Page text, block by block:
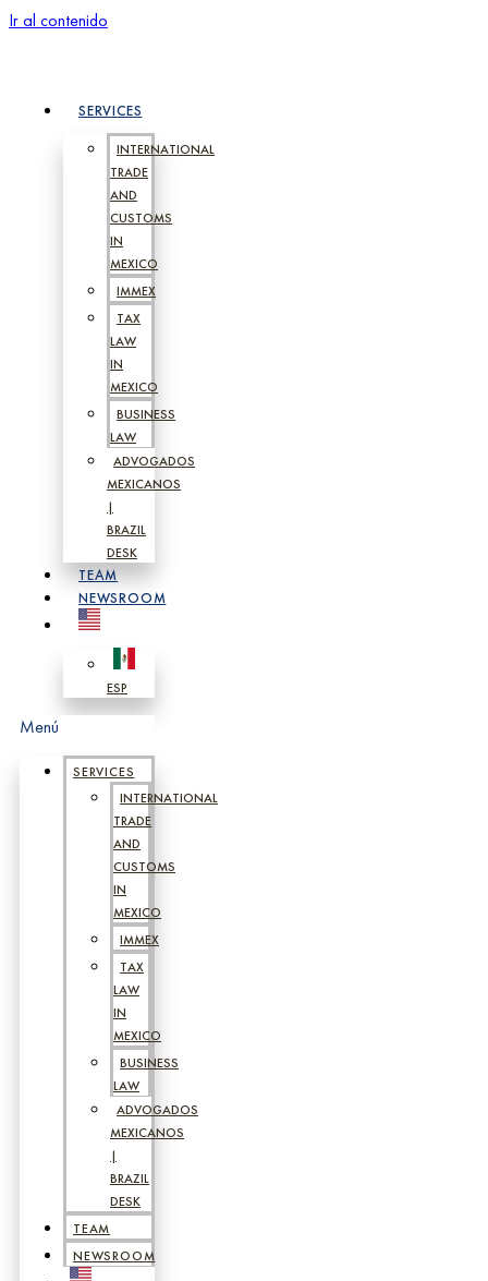
Ir al contenido
SERVICES
INTERNATIONAL
TRADE
AND
CUSTOMS
IN
MEXICO
IMMEX
TAX
LAW
IN
MEXICO
BUSINESS
LAW
ADVOGADOS
MEXICANOS
|
BRAZIL
DESK
TEAM
NEWSROOM
ESP
Menú
SERVICES
INTERNATIONAL
TRADE
AND
CUSTOMS
IN
MEXICO
IMMEX
TAX
LAW
IN
MEXICO
BUSINESS
LAW
ADVOGADOS
MEXICANOS
|
BRAZIL
DESK
TEAM
NEWSROOM